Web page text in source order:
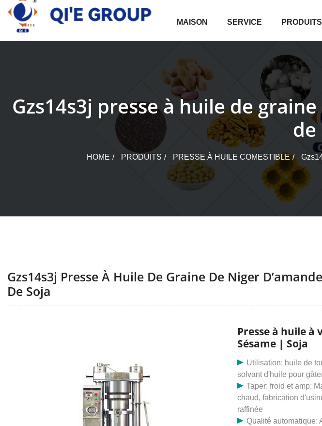
Skip
content
MAISON SERVICE PRODUITS
Gzs14s3j presse à huile de
de
HOME PRODUITS PRESSE À HUILE COMESTIBLE
Gzs14s3j Presse À Huile De Graine De Niger
De Soja
Presse à huile à
Sésame | Soja
Utilisation: huile de
solvant d'huile pour
Taper: froid et amp;
chaud, fabrication
raffinée
Qualité automatique: